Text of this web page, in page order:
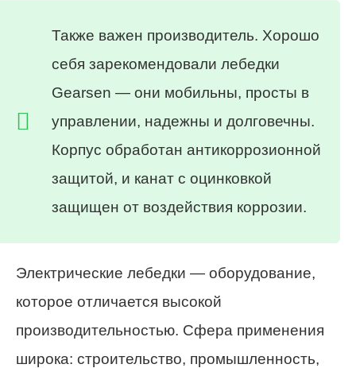
Также важен производитель. Хорошо
себя зарекомендовали лебедки
Gearsen — они мобильны, просты в
управлении, надежны и долговечны.
Корпус обработан антикоррозионной
защитой, и канат с оцинковкой
защищен от воздействия коррозии.
Электрические лебедки — оборудование,
которое отличается высокой
производительностью. Сфера применения
широка: строительство, промышленность,